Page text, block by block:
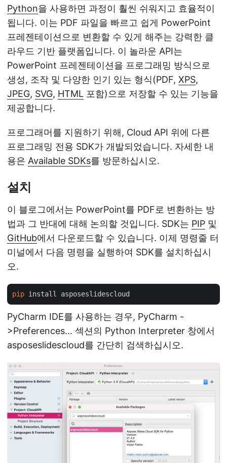
Python을 사용하면 과정이 훨씬 쉬워지고 효율적이
됩니다. 이는 PDF 파일을 빠르고 쉽게 PowerPoint
프레젠테이션으로 변환할 수 있게 해주는 강력한 클
라우드 기반 플랫폼입니다. 이 놀라운 API는
PowerPoint 프레젠테이션을 프로그래밍 방식으로
생성, 조작 및 다양한 인기 있는 형식(PDF, XPS,
JPEG, SVG, HTML 포함)으로 저장할 수 있는 기능을
제공합니다.
프로그래머를 지원하기 위해, Cloud API 위에 다른
프로그래밍 전용 SDK가 개발되었습니다. 자세한 내
용은 Available SDKs를 방문하십시오.
설치
이 블로그에서는 PowerPoint를 PDF로 변환하는 방
법과 그 반대에 대해 논의할 것입니다. SDK는 PIP 및
GitHub에서 다운로드할 수 있습니다. 이제 명령줄 터
미널에서 다음 명령을 실행하여 SDK를 설치하십시
오.
pip
PyCharm IDE를 사용하는 경우, PyCharm -
>Preferences… 섹션의 Python Interpreter 창에서
asposeslidescloud를 간단히 검색하십시오.